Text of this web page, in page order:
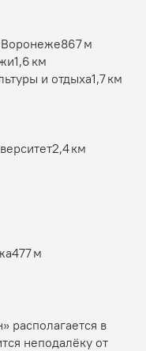
867 м
1,6 км
и отдыха1,7 км
2,4 км
477 м
располагается в
неподалёку от